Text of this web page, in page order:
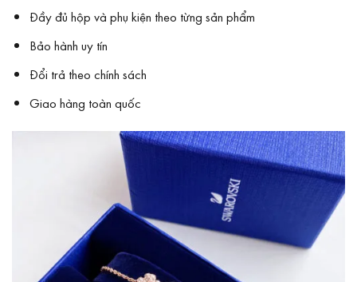
Đầy đủ hộp và phụ kiện theo từng sản phẩm
Bảo hành uy tín
Đổi trả theo chính sách
Giao hàng toàn quốc